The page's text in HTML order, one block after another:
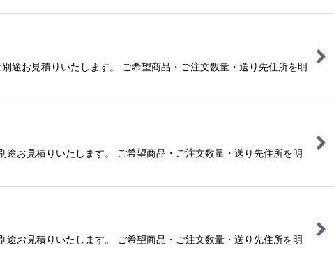
途お見積りいたします。 ご希望商品・ご注文数量・送り先住所を明
お見積りいたします。 ご希望商品・ご注文数量・送り先住所を明
お見積りいたします。 ご希望商品・ご注文数量・送り先住所を明